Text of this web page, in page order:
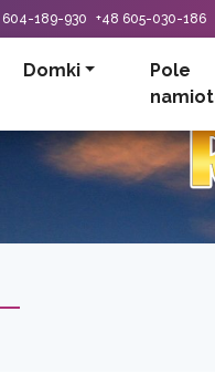
604-189-930 +48 605-030-186
Domki
Pole